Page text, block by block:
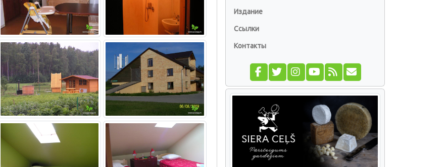
Издание
Ссылки
Контакты